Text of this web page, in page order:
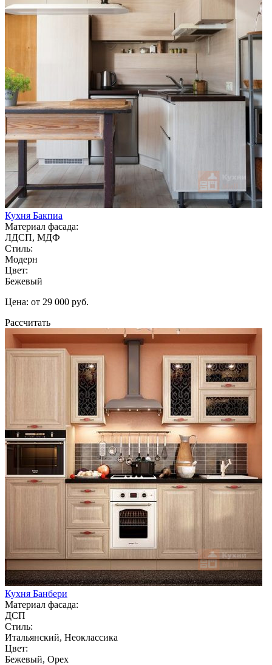
Кухня Бакпиа
Материал фасада:
ЛДСП, МДФ
Стиль:
Модерн
Цвет:
Бежевый
Цена: от 29 000 руб.
Рассчитать
Кухня Банбери
Материал фасада:
ДСП
Стиль:
Итальянский, Неоклассика
Цвет:
Бежевый, Орех